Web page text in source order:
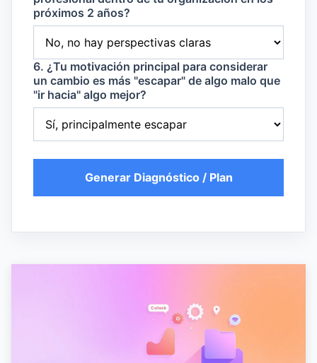
próximos 2 años?
6. ¿Tu motivación principal para considerar
un cambio es más "escapar" de algo malo que
"ir hacia" algo mejor?
Generar Diagnóstico / Plan